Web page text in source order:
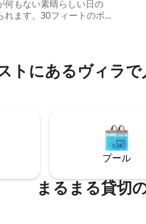
何もない素晴らしい日の
れます。30フィートのボ
晴らしい景観です。グル
ヤック、プール。ホット
上の滞在で、Square
Broilsの100ドル分のギフ
上げます。
ント
ン
トにあるヴィラ
プール
まるまる貸切